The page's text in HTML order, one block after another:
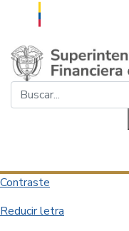
Saltar al contenido
Contraste
Reducir letra